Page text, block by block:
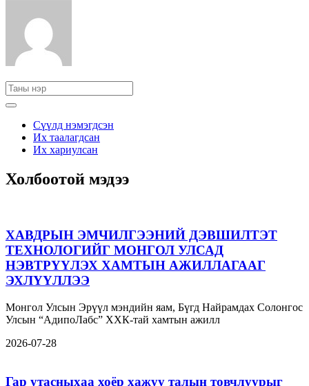
Сүүлд нэмэгдсэн
Их таалагдсан
Их хариулсан
Холбоотой мэдээ
ХАВДРЫН ЭМЧИЛГЭЭНИЙ ДЭВШИЛТЭТ
ТЕХНОЛОГИЙГ МОНГОЛ УЛСАД
НЭВТРҮҮЛЭХ ХАМТЫН АЖИЛЛАГААГ
ЭХЛҮҮЛЛЭЭ
Монгол Улсын Эрүүл мэндийн яам, Бүгд Найрамдах Солонгос
Улсын “АдипоЛабс” ХХК-тай хамтын ажилл
2026-07-28
Гар утасныхаа хоёр хажуу талын товчлуурыг